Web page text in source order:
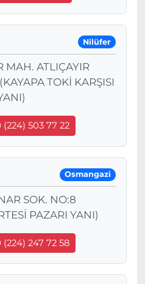
Nilüfer
MAH. ATLIÇAYIR
TOKİ KARŞISI
(224) 503 77 22
Osmangazi
SOK. NO:8
PAZARI YANI)
(224) 247 72 58